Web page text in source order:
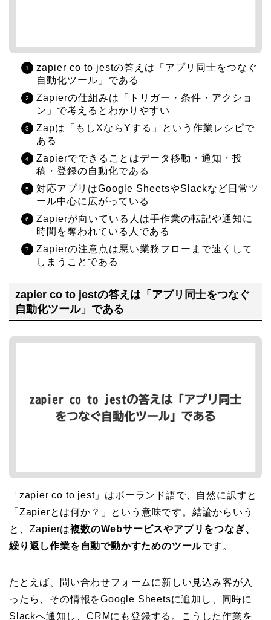
zapier co to jestの答えは「アプリ同士をつなぐ
自動化ツール」である
Zapierの仕組みは「トリガー・条件・アクショ
ン」で考えるとわかりやすい
Zapは「もしXならYする」という作業レシピで
ある
Zapierでできることはデータ移動・通知・投
稿・登録の自動化である
対応アプリはGoogle SheetsやSlackなど日常ツ
ール中心に広がっている
Zapierが向いている人は手作業の転記や通知に
時間を奪われている人である
Zapierの注意点は悪い業務フローまで速くして
しまうことである
zapier co to jestの答えは「アプリ同士をつなぐ
自動化ツール」である
「zapier co to jest」はポーランド語で、自然に訳すと
「Zapierとは何か？」という意味です。結論からいう
と、Zapierは複数のWebサービスやアプリをつなぎ、
繰り返し作業を自動で動かすためのツールです。
たとえば、問い合わせフォームに新しい見込み客が入
ったら、その情報をGoogle Sheetsに追加し、同時に
Slackへ通知し、CRMにも登録する。こうした作業を